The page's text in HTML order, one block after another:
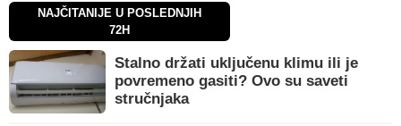
NAJČITANIJE U POSLEDNJIH
72H
Stalno držati uključenu klimu ili je
povremeno gasiti? Ovo su saveti
stručnjaka